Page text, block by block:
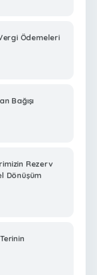
Ödemeleri
Bağışı
Rezerv
Dönüşüm